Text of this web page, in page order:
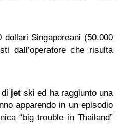
Singaporeani (50.000
dall’operatore che risulta
jet ski ed ha raggiunto una
apparendo in un episodio
“big trouble in Thailand”